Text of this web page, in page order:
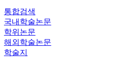
통합검색
국내학술논문
학위논문
해외학술논문
학술지